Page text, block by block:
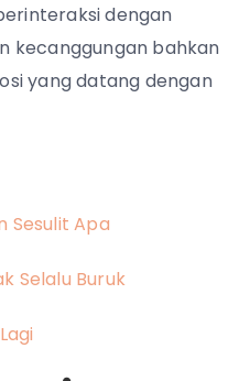
dengan
kecanggungan bahkan
yang datang dengan
Sesulit Apa
Selalu Buruk